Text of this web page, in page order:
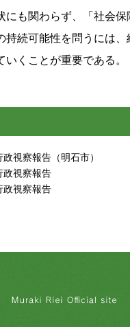
にも関わらず、「社会
持続可能性を問うには
くことが重要である。
視察報告（明石市）
政視察報告
政視察報告